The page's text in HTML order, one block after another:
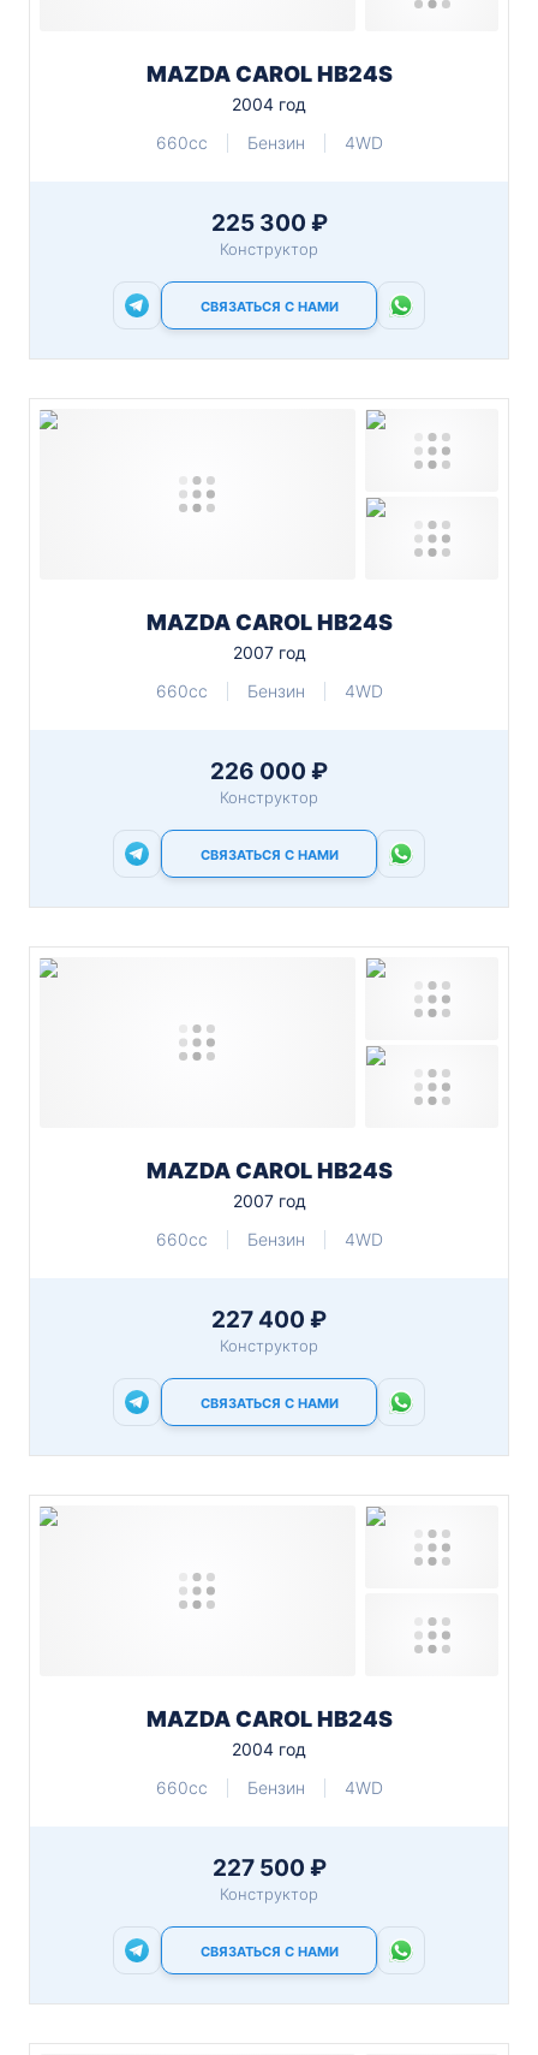
MAZDA CAROL HB24S
2004 год
660cc
Бензин 4WD
225 300 ₽
Конструктор
СВЯЗАТЬСЯ С НАМИ
MAZDA CAROL HB24S
2007 год
660cc
Бензин 4WD
226 000 ₽
Конструктор
СВЯЗАТЬСЯ С НАМИ
MAZDA CAROL HB24S
2007 год
660cc
Бензин 4WD
227 400 ₽
Конструктор
СВЯЗАТЬСЯ С НАМИ
MAZDA CAROL HB24S
2004 год
660cc
Бензин 4WD
227 500 ₽
Конструктор
СВЯЗАТЬСЯ С НАМИ